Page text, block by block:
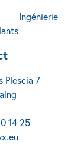
Ingénierie
Plescia 7
14 25